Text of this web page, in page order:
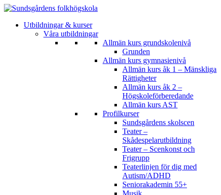
Utbildningar & kurser
Våra utbildningar
Allmän kurs grundskolenivå
Grunden
Allmän kurs gymnasienivå
Allmän kurs åk 1 – Mänskliga
Rättigheter
Allmän kurs åk 2 –
Högskoleförberedande
Allmän kurs AST
Profilkurser
Sundsgårdens skolscen
Teater –
Skådespelarutbildning
Teater – Scenkonst och
Frigrupp
Teaterlinjen för dig med
Autism/ADHD
Seniorakademin 55+
Musik